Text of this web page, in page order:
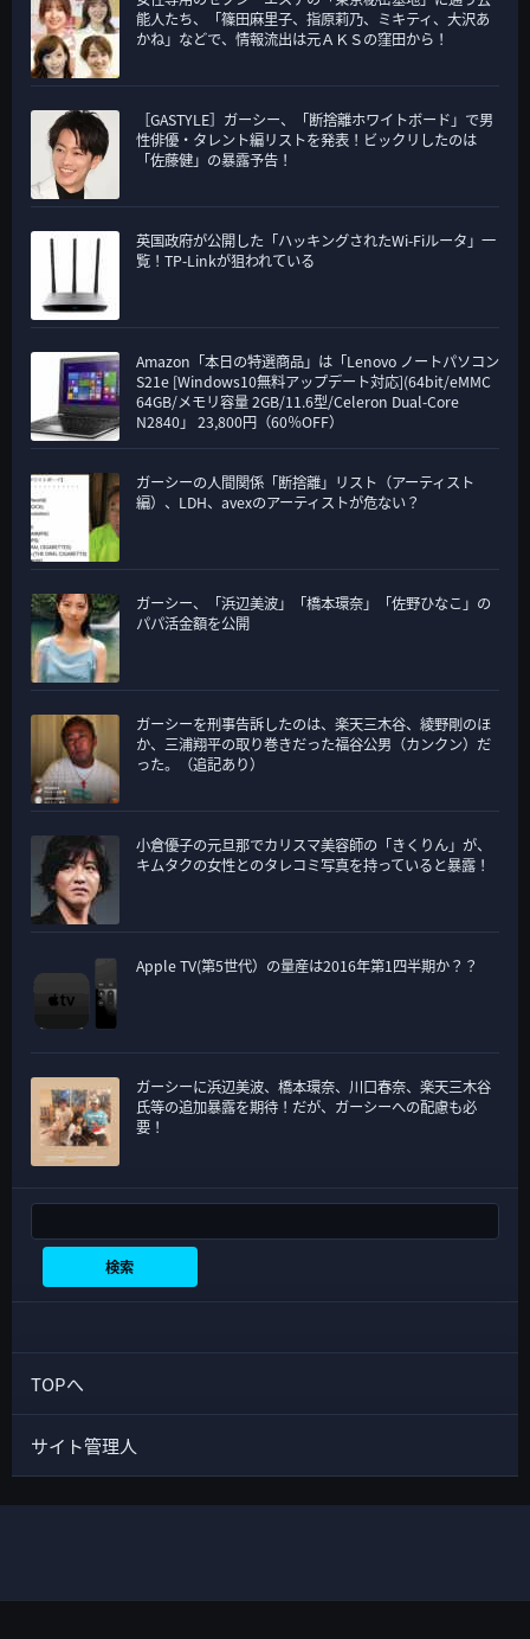
能人たち、「篠田麻里子、指原莉乃、ミキティ、大沢あ
かね」などで、情報流出は元ＡＫＳの窪田から！
［GASTYLE］ガーシー、「断捨離ホワイトボード」で男
性俳優・タレント編リストを発表！ビックリしたのは
「佐藤健」の暴露予告！
英国政府が公開した「ハッキングされたWi-Fiルータ」一
覧！TP-Linkが狙われている
Amazon「本日の特選商品」は「Lenovo ノートパソコン
S21e [Windows10無料アップデート対応](64bit/eMMC
64GB/メモリ容量 2GB/11.6型/Celeron Dual-Core
N2840」 23,800円（60％OFF）
ガーシーの人間関係「断捨離」リスト（アーティスト
編）、LDH、avexのアーティストが危ない？
ガーシー、「浜辺美波」「橋本環奈」「佐野ひなこ」の
パパ活金額を公開
ガーシーを刑事告訴したのは、楽天三木谷、綾野剛のほ
か、三浦翔平の取り巻きだった福谷公男（カンクン）だ
った。（追記あり）
小倉優子の元旦那でカリスマ美容師の「きくりん」が、
キムタクの女性とのタレコミ写真を持っていると暴露！
Apple TV(第5世代）の量産は2016年第1四半期か？？
ガーシーに浜辺美波、橋本環奈、川口春奈、楽天三木谷
氏等の追加暴露を期待！だが、ガーシーへの配慮も必
要！
検索
TOPへ
サイト管理人